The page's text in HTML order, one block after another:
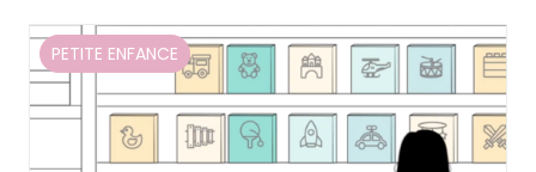
PETITE ENFANCE